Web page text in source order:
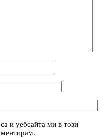
и уебсайта ми в този